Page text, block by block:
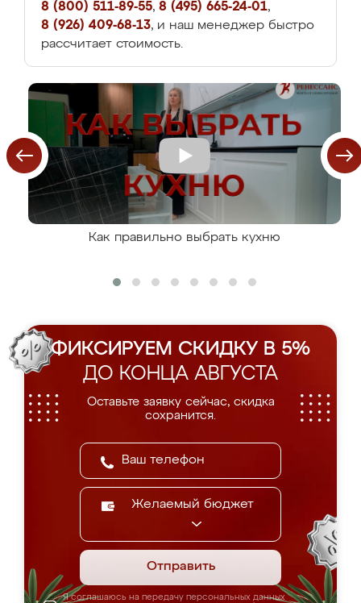
8 (800) 511-89-55, 8 (495) 665-24-01,
8 (926) 409-68-13, и наш менеджер быстро
рассчитает стоимость.
Как правильно выбрать кухню
ФИКСИРУЕМ СКИДКУ В 5%
ДО КОНЦА АВГУСТА
Оставьте заявку сейчас, скидка
сохранится.
Желаемый бюджет
Отправить
Я соглашаюсь на передачу персональных данных